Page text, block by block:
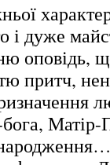
і дуже
оповідь,
притч,
Матір-